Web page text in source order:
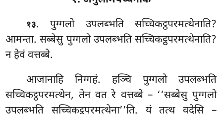
१३. पुग्गलो उपलब्भति सच्चिकट्ठपरमत्थेनाति?
आमन्ता. सब्बेसु पुग्गलो उपलब्भति सच्चिकट्ठपरमत्थेनाति?
न हेवं वत्तब्बे.
आजानाहि निग्गहं. हञ्चि पुग्गलो उपलब्भति
सच्चिकट्ठपरमत्थेन, तेन वत रे वत्तब्बे – ‘‘सब्बेसु पुग्गलो
उपलब्भति सच्चिकट्ठपरमत्थेना’’ति. यं तत्थ वदेसि –